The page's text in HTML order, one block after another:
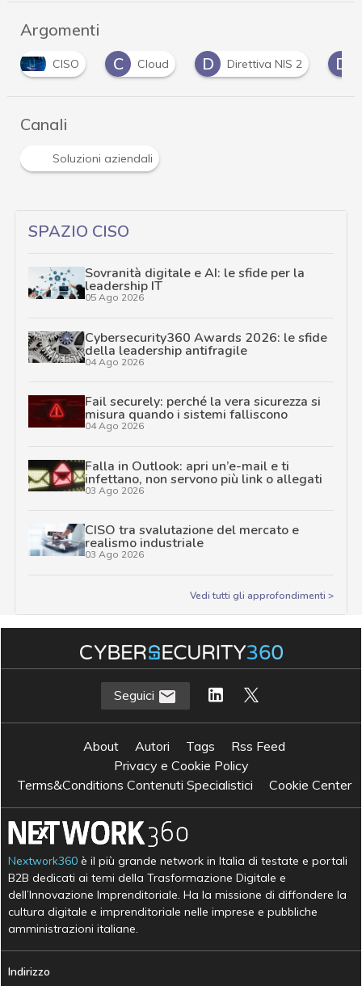
Argomenti
CISO C Cloud D Direttiva NIS 2 D
Canali
Soluzioni aziendali
SPAZIO CISO
Sovranità digitale e AI: le sfide per la
leadership IT
05 Ago 2026
Cybersecurity360 Awards 2026: le sfide
della leadership antifragile
04 Ago 2026
Fail securely: perché la vera sicurezza si
misura quando i sistemi falliscono
04 Ago 2026
Falla in Outlook: apri un’e-mail e ti
infettano, non servono più link o allegati
03 Ago 2026
CISO tra svalutazione del mercato e
realismo industriale
03 Ago 2026
Vedi tutti gli approfondimenti >
Seguici
About Autori Tags
Rss Feed
Privacy e Cookie Policy
Terms&Conditions Contenuti Specialistici
Cookie Center
Nextwork360 è il più grande network in Italia di testate e portali
B2B dedicati ai temi della Trasformazione Digitale e
dell’Innovazione Imprenditoriale. Ha la missione di diffondere la
cultura digitale e imprenditoriale nelle imprese e pubbliche
amministrazioni italiane.
Indirizzo